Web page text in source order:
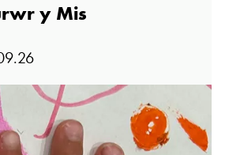
y Mis